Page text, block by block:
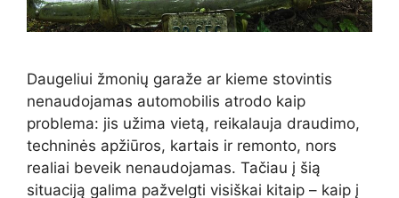
Daugeliui žmonių garaže ar kieme stovintis
nenaudojamas automobilis atrodo kaip
problema: jis užima vietą, reikalauja draudimo,
techninės apžiūros, kartais ir remonto, nors
realiai beveik nenaudojamas. Tačiau į šią
situaciją galima pažvelgti visiškai kitaip – kaip į